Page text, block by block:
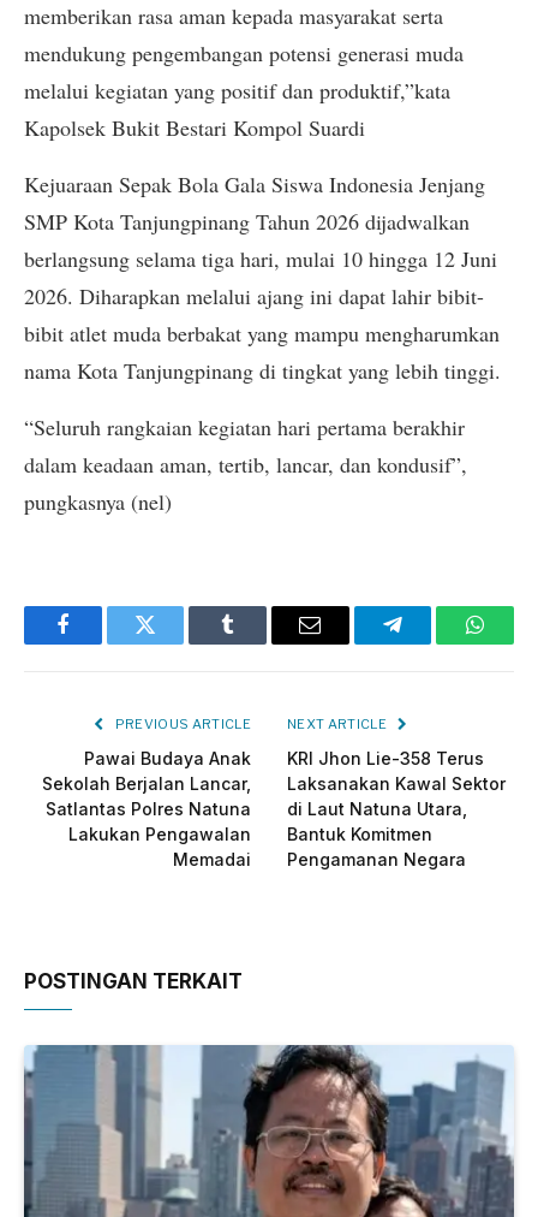
memberikan rasa aman kepada masyarakat serta
mendukung pengembangan potensi generasi muda
melalui kegiatan yang positif dan produktif,”kata
Kapolsek Bukit Bestari Kompol Suardi
Kejuaraan Sepak Bola Gala Siswa Indonesia Jenjang
SMP Kota Tanjungpinang Tahun 2026 dijadwalkan
berlangsung selama tiga hari, mulai 10 hingga 12 Juni
2026. Diharapkan melalui ajang ini dapat lahir bibit-
bibit atlet muda berbakat yang mampu mengharumkan
nama Kota Tanjungpinang di tingkat yang lebih tinggi.
“Seluruh rangkaian kegiatan hari pertama berakhir
dalam keadaan aman, tertib, lancar, dan kondusif”,
pungkasnya (nel)
FacebookTwitter Tumblr Email Telegram
PREVIOUS ARTICLE
Pawai Budaya Anak
Sekolah Berjalan Lancar,
Satlantas Polres Natuna
Lakukan Pengawalan
Memadai
NEXT ARTICLE
KRI Jhon Lie-358 Terus
Laksanakan Kawal Sektor
di Laut Natuna Utara,
Bantuk Komitmen
Pengamanan Negara
POSTINGAN TERKAIT